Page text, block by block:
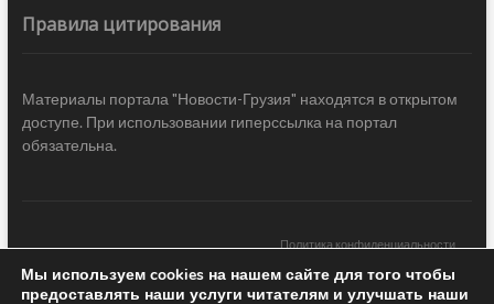
Правила цитирования
Материалы портала "Новости-Грузия" находятся в открытом
доступе. При использовании гиперссылка на портал
обязательна.
Политика конфиденциальности
Новости Грузии| Black Sea Press LTD © 2020 All Rights Reserved /
Мы используем cookies на нашем сайте для того чтобы
предоставлять наши услуги читателям и улучшать наши